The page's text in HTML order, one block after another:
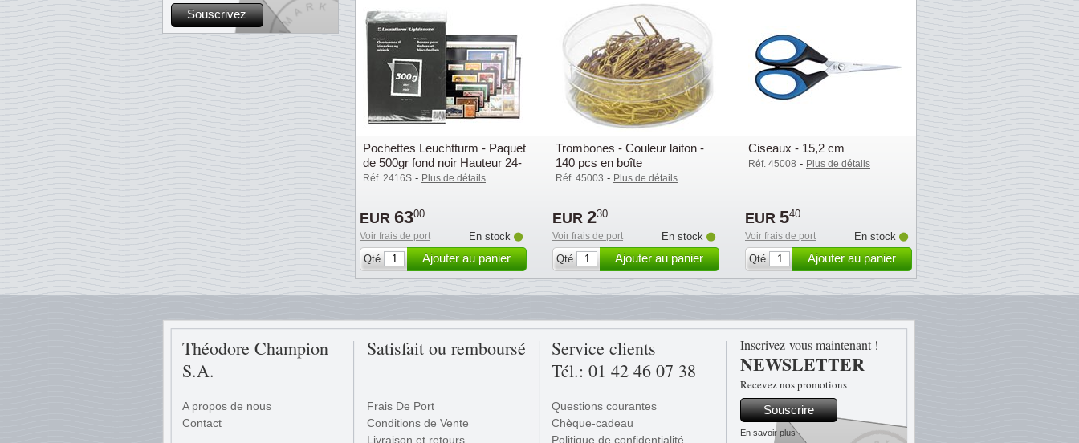
Souscrivez
Pochettes Leuchtturm - Paquet
de 500gr fond noir Hauteur 24-
164 mm.
Réf. 2416S - Plus de détails
EUR 6300
Voir frais de port
En stock
Qté
Ajouter au panier
Trombones - Couleur laiton -
140 pcs en boîte
Réf. 45003 - Plus de détails
EUR 230
Voir frais de port
En stock
Qté
Ajouter au panier
Ciseaux - 15,2 cm
Réf. 45008 - Plus de détails
EUR 540
Voir frais de port
En stock
Qté
Ajouter au panier
Théodore Champion
S.A.
A propos de nous
Contact
Satisfait ou remboursé
Frais De Port
Conditions de Vente
Livraison et retours
Service clients
Tél.: 01 42 46 07 38
Questions courantes
Chèque-cadeau
Politique de confidentialité
Inscrivez-vous maintenant !
NEWSLETTER
Recevez nos promotions
Souscrire
En savoir plus